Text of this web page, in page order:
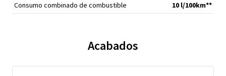
Consumo combinado de combustible
10 l/100km**
Acabados